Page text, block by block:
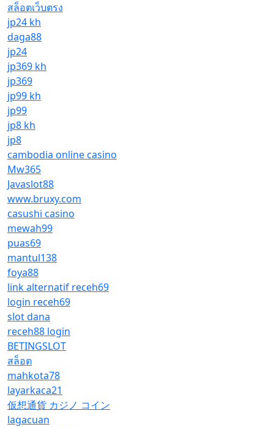
สล็อตเว็บตรง
jp24 kh
daga88
jp24
jp369 kh
jp369
jp99 kh
jp99
jp8 kh
jp8
cambodia online casino
Mw365
Javaslot88
www.bruxy.com
casushi casino
mewah99
puas69
mantul138
foya88
link alternatif receh69
login receh69
slot dana
receh88 login
BETINGSLOT
สล็อต
mahkota78
layarkaca21
仮想通貨 カジノ コイン
lagacuan